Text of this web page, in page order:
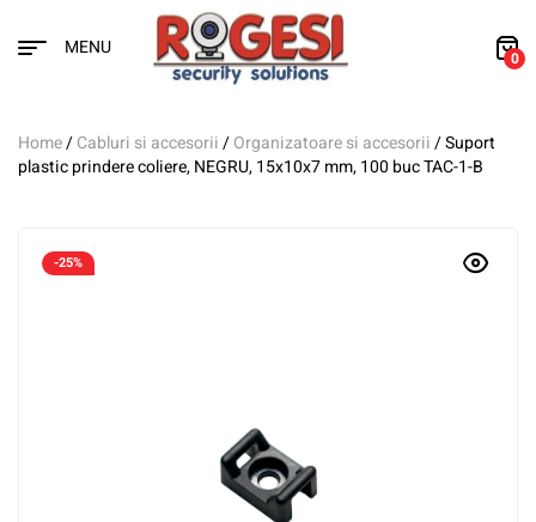
MENU 0
Home/Cabluri si accesorii/Organizatoare si accesorii/ Suport
plastic prindere coliere, NEGRU, 15x10x7 mm, 100 buc TAC-1-B
-25%